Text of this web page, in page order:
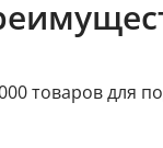
товаров для